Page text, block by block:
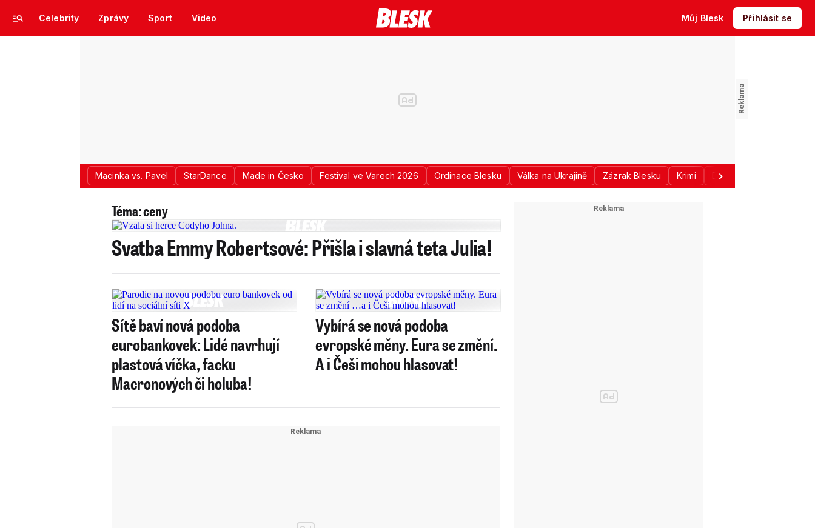
Celebrity Zprávy Sport Video Můj Blesk Přihlásit se
Macinka vs. Pavel StarDance Made in Česko Festival ve Varech 2026 Ordinace Blesku Válka na Ukrajině Zázrak Blesku Krimi Donald Trump
Téma: ceny
Svatba Emmy Robertsové: Přišla i slavná teta Julia!
Sítě baví nová podoba
eurobankovek: Lidé navrhují
plastová víčka, facku
Macronových či holuba!
Vybírá se nová podoba
evropské měny. Eura se změní.
A i Češi mohou hlasovat!